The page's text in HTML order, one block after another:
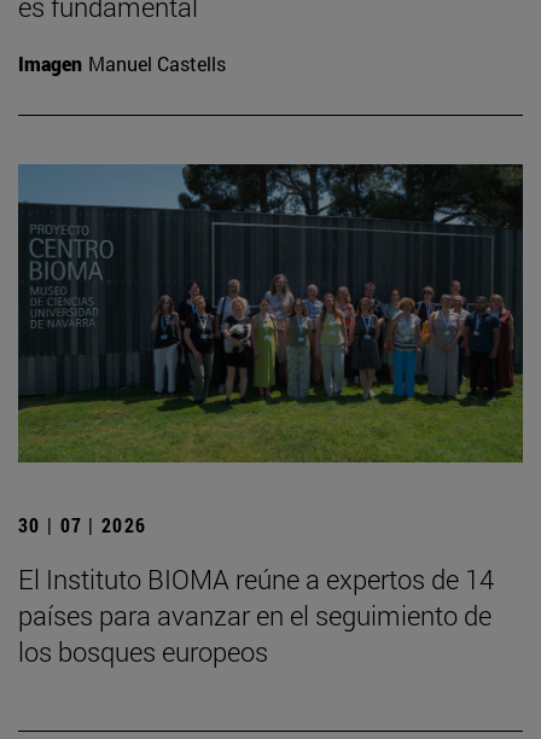
Imagen Manuel Castells
30 | 07 | 2026
El Instituto BIOMA reúne a expertos de 14
países para avanzar en el seguimiento de
los bosques europeos